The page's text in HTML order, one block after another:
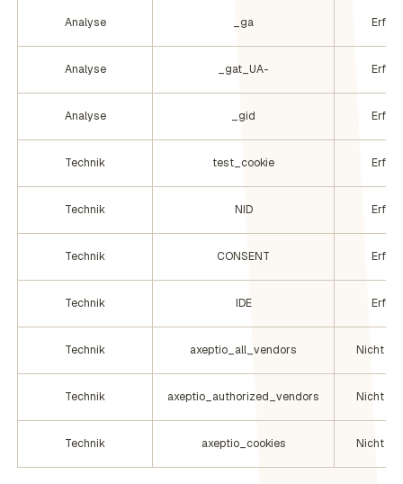
Analyse _ga
Analyse _gat_UA-
Analyse _gid
Technik test_cookie
Technik NID
Technik CONSENT
Technik IDE
Technik axeptio_all_vendors Nicht
Technik axeptio_authorized_vendors Nicht
Technik axeptio_cookies Nicht